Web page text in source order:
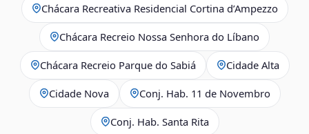
Chácara Recreativa Residencial Cortina d’Ampezzo
Chácara Recreio Nossa Senhora do Líbano
Chácara Recreio Parque do Sabiá Cidade Alta
Cidade Nova Conj. Hab. 11 de Novembro
Conj. Hab. Santa Rita